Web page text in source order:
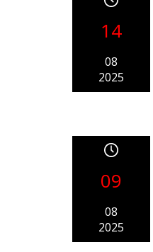
14
08
2025
09
08
2025